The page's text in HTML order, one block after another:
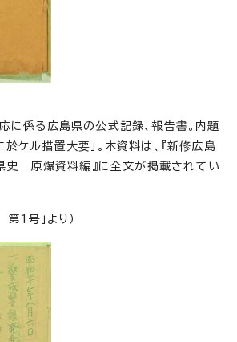
に係る広島県の公式記録、報告書。内題
ケル措置大要」。本資料は、『新修広島
史 原爆資料編』に全文が掲載されてい
1号」より）